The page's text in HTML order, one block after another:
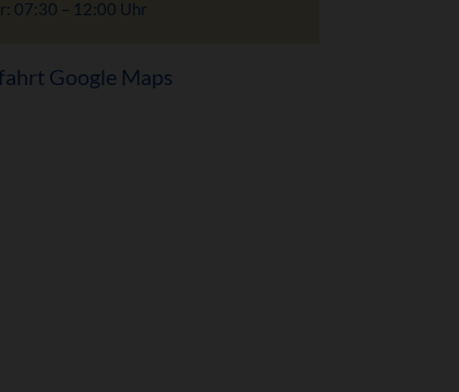
07:30 – 12:00 Uhr
Google Maps